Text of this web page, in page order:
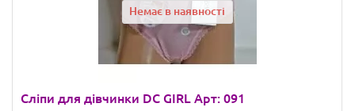
Немає в наявності
Сліпи для дівчинки DC GIRL Арт: 091